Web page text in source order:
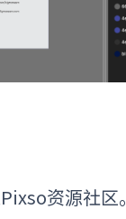
资源社区。